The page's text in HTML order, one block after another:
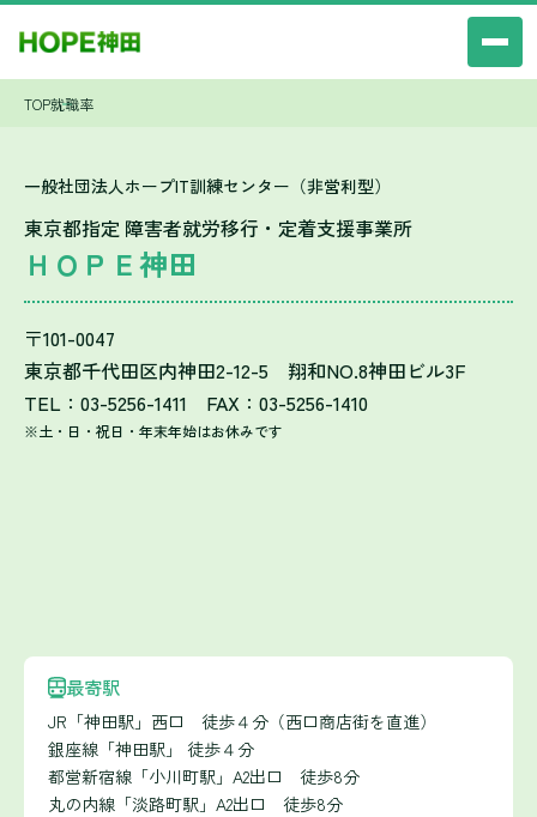
TOP就職率
一般社団法人ホープIT訓練センター（非営利型）
東京都指定 障害者就労移行・定着支援事業所
ＨＯＰＥ神田
〒101-0047
東京都千代田区内神田2-12-5 翔和NO.8神田ビル3F
TEL：03-5256-1411 FAX：03-5256-1410
※土・日・祝日・年末年始はお休みです
最寄駅
JR「神田駅」西口 徒歩４分（西口商店街を直進）
銀座線「神田駅」 徒歩４分
都営新宿線「小川町駅」A2出口 徒歩8分
丸の内線「淡路町駅」A2出口 徒歩8分